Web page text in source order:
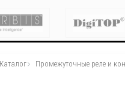
Каталог Промежуточные реле и